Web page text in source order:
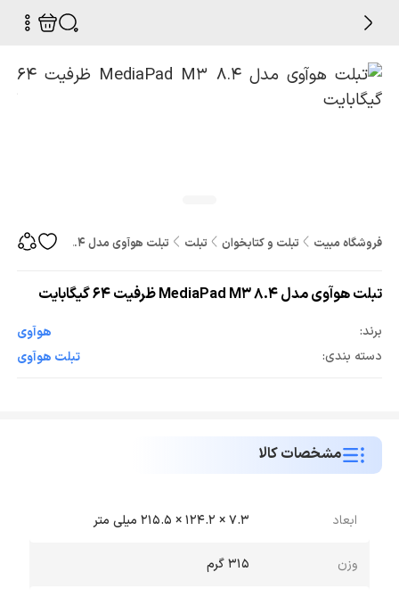
فروشگاه مبیت تبلت و کتابخوان تبلت تبلت هوآوی مدل MediaPad M3 8.4 ظرفیت 64 گیگابایت
تبلت هوآوی مدل MediaPad M3 8.4 ظرفیت 64 گیگابایت
برند:
هوآوی
دسته بندی:
تبلت هوآوی
مشخصات کالا
ابعاد 7.3 × 124.2 × 215.5 میلی متر
وزن 315 گرم